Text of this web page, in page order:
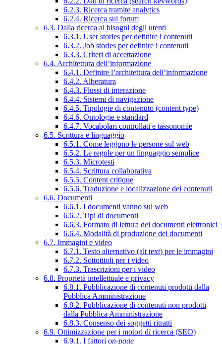
6.2.3. Ricerca tramite analytics
6.2.4. Ricerca sui forum
6.3. Dalla ricerca ai bisogni degli utenti
6.3.1. User stories per definire i contenuti
6.3.2. Job stories per definire i contenuti
6.3.3. Criteri di accettazione
6.4. Architettura dell’informazione
6.4.1. Definire l’architettura dell’informazione
6.4.2. Alberatura
6.4.3. Flussi di interazione
6.4.4. Sistemi di navigazione
6.4.5. Tipologie di contenuto (content type)
6.4.6. Ontologie e standard
6.4.7. Vocabolari controllati e tassonomie
6.5. Scrittura e linguaggio
6.5.1. Come leggono le persone sul web
6.5.2. Le regole per un linguaggio semplice
6.5.3. Microtesti
6.5.4. Scrittura collaborativa
6.5.5. Content critique
6.5.6. Traduzione e localizzazione dei contenuti
6.6. Documenti
6.6.1. I documenti vanno sul web
6.6.2. Tipi di documenti
6.6.3. Formato di lettura dei documenti elettronici
6.6.4. Modalità di produzione dei documenti
6.7. Immagini e video
6.7.1. Testo alternativo (alt text) per le immagini
6.7.2. Sottotitoli per i video
6.7.3. Trascrizioni per i video
6.8. Proprietà intellettuale e privacy
6.8.1. Pubblicazione di contenuti prodotti dalla
Pubblica Amministrazione
6.8.2. Pubblicazione di contenuti non prodotti
dalla Pubblica Amministrazione
6.8.3. Consenso dei soggetti ritratti
6.9. Ottimizzazione per i motori di ricerca (SEO)
6.9.1. I fattori on-page